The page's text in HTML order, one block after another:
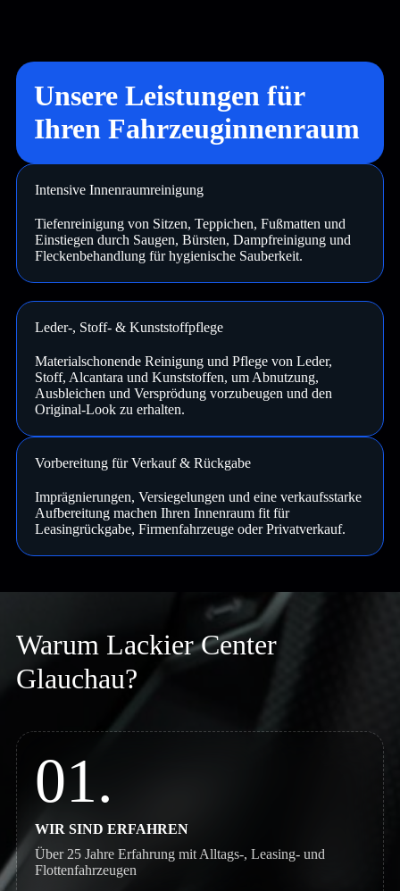
Unsere Leistungen für
Ihren Fahrzeuginnenraum
Intensive Innenraumreinigung
Tiefenreinigung von Sitzen, Teppichen, Fußmatten und
Einstiegen durch Saugen, Bürsten, Dampfreinigung und
Fleckenbehandlung für hygienische Sauberkeit.
Leder-, Stoff- & Kunststoffpflege
Materialschonende Reinigung und Pflege von Leder,
Stoff, Alcantara und Kunststoffen, um Abnutzung,
Ausbleichen und Versprödung vorzubeugen und den
Original-Look zu erhalten.
Vorbereitung für Verkauf & Rückgabe
Imprägnierungen, Versiegelungen und eine verkaufsstarke
Aufbereitung machen Ihren Innenraum fit für
Leasingrückgabe, Firmenfahrzeuge oder Privatverkauf.
Warum Lackier Center
Glauchau?
01.
WIR SIND ERFAHREN
Über 25 Jahre Erfahrung mit Alltags-, Leasing- und
Flottenfahrzeugen